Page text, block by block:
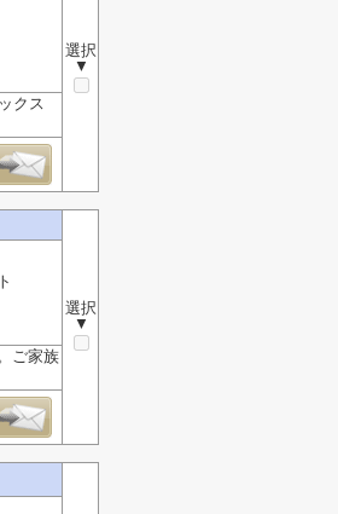
選択
▼
クス
選択
▼
ご家族